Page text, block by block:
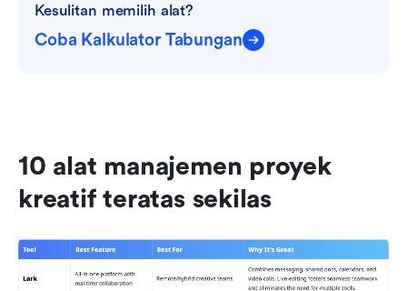
Kesulitan memilih alat?
Coba Kalkulator Tabungan
10 alat manajemen proyek
kreatif teratas sekilas